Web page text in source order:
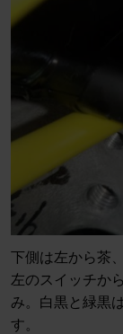
下側は左から茶
左のスイッチか
み。白黒と緑黒
す。